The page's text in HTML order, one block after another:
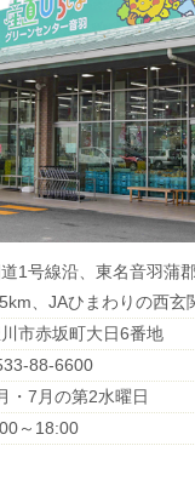
リクルート情報のご案
まわり無料職業紹
覧サービスの利用規
道1号線沿、東名音羽蒲
、JAひまわりの西玄
市赤坂町大日6番地
88-6600
・7月の第2水曜日
～18:00